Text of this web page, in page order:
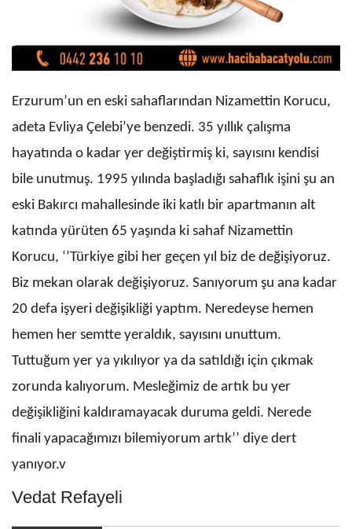
Erzurum’un en eski sahaflarından Nizamettin Korucu,
adeta Evliya Çelebi’ye benzedi. 35 yıllık çalışma
hayatında o kadar yer değiştirmiş ki, sayısını kendisi
bile unutmuş. 1995 yılında başladığı sahaflık işini şu an
eski Bakırcı mahallesinde iki katlı bir apartmanın alt
katında yürüten 65 yaşında ki sahaf Nizamettin
Korucu, ‘’Türkiye gibi her geçen yıl biz de değişiyoruz.
Biz mekan olarak değişiyoruz. Sanıyorum şu ana kadar
20 defa işyeri değişikliği yaptım. Neredeyse hemen
hemen her semtte yeraldık, sayısını unuttum.
Tuttuğum yer ya yıkılıyor ya da satıldığı için çıkmak
zorunda kalıyorum. Mesleğimiz de artık bu yer
değişikliğini kaldıramayacak duruma geldi. Nerede
finali yapacağımızı bilemiyorum artık’’ diye dert
yanıyor.v
Vedat Refayeli